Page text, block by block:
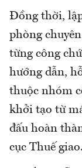
Đồng thời,
phòng
từng công
hướng dẫn,
thuộc nhóm
khởi tạo từ
đấu hoàn
cục Thuế giao.